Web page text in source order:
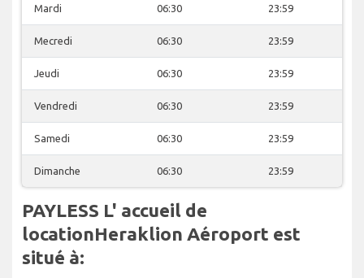
Mardi 06:30 23:59
Mecredi 06:30 23:59
Jeudi 06:30 23:59
Vendredi 06:30 23:59
Samedi 06:30 23:59
Dimanche 06:30 23:59
PAYLESS L' accueil de
locationHeraklion Aéroport est
situé à: